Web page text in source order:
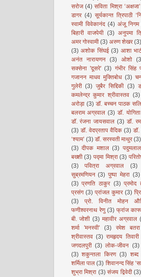
सरोज (4) सविता मिश्रा ‘अक्षजा’
डागर (4) सूर्यकान्त त्रिपाठी
स्वामी विवेकानंद (4) अंजू निगम
बिहारी वाजपेयी (3) अनुपमा
अमर गोस्वामी (3) अरुण शेखर (3)
(3) अशोक सिंघई (3) आशा
अनंत नारायणन (3) ओशो
सक्सेना 'दूसरे' (3) गंभीर सिंह
गजानन माधव मुक्तिबोध (3)
गुलेरी (3) जुबैर सिद्दिकी (3)
कमलेन्द्र कुमार श्रीवास्तव (3)
अरोड़ा (3) डॉ. बच्चन पाठक
बलराम अग्रवाल (3) डॉ.
डॉ. रंजना जायसवाल (3) डॉ.
(3) डॉ. वेदप्रताप वैदिक (3)
‘श्याम’ (3) डॉ. सरस्वती माथुर (3)
(3) दीपक मशाल (3)
बख्शी (3) पद्मा मिश्रा (3)
(3)
पवित्रा अग्रवाल (3)
सुब्रमणियन (3) पुष्पा मेहरा (3)
(3) प्रणति ठाकुर (3) प्रमोद
प्रसंग (3) प्रांजल कुमार (3)
(3)
प्रो. विनीत मोहन
फणीश्वरनाथ रेणु (3) फ्रांज
बी. जोशी (3) महावीर अग्रवाल
शर्मा 'मनस्वी'
(3) रमेश बतरा
श्रीवास्तव (3) रामहृदय तिवारी
जगदलपुरी (3) लोक-जीवन (3)
(3) शकुन्तला किरण (3) शब्द
शर्मिला पाल (3) शिवानन्द सिंह
शुभ्रा मिश्रा (3) संजय द्विवेदी (3)